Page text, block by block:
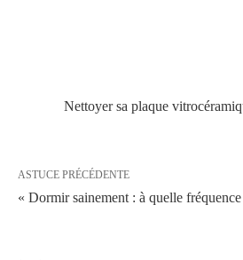
Nettoyer sa plaque
ASTUCE PRÉCÉDENTE
« Dormir sainement : à quelle